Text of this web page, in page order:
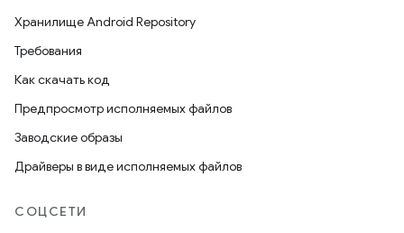
Хранилище Android Repository
Требования
Как скачать код
Предпросмотр исполняемых файлов
Заводские образы
Драйверы в виде исполняемых файлов
СОЦСЕТИ